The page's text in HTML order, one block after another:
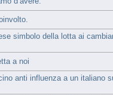
simbolo della lotta ai
a noi
anti influenza a un italiano